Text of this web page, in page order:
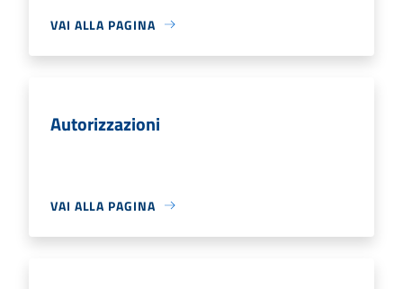
VAI ALLA PAGINA
Autorizzazioni
VAI ALLA PAGINA